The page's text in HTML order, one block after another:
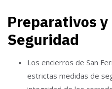
Preparativos y
Seguridad
Los encierros de San
estrictas medidas de